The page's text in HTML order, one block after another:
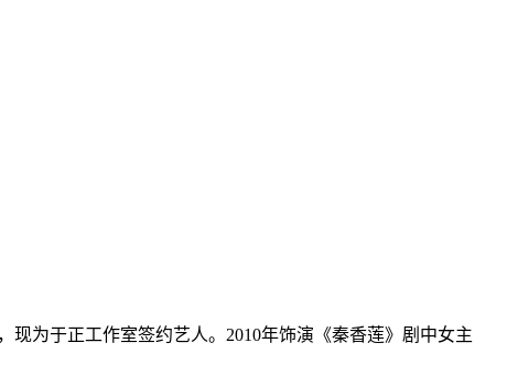
现为于正工作室签约艺人。2010年饰演《秦香莲》剧中女主